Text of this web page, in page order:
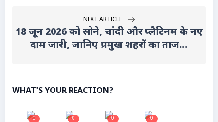
NEXT ARTICLE
18 जून 2026 को सोने, चांदी और प्लैटिनम के नए
दाम जारी, जानिए प्रमुख शहरों का ताज...
WHAT'S YOUR REACTION?
0 0 0 0